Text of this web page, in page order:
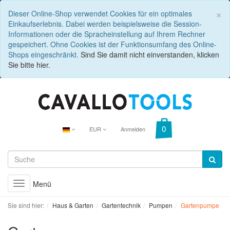
×
Dieser Online-Shop verwendet Cookies für ein optimales
Einkaufserlebnis. Dabei werden beispielsweise die Session-
Informationen oder die Spracheinstellung auf Ihrem Rechner
gespeichert. Ohne Cookies ist der Funktionsumfang des Online-
Shops eingeschränkt. Sind Sie damit nicht einverstanden, klicken
Sie bitte hier.
EUR Anmelden
Toggle
navigation
Menü
Sie sind hier: Haus & Garten Gartentechnik Pumpen Gartenpumpe